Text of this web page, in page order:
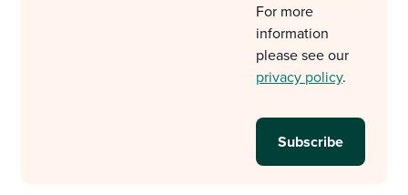
For more
information
please see our
privacy policy.